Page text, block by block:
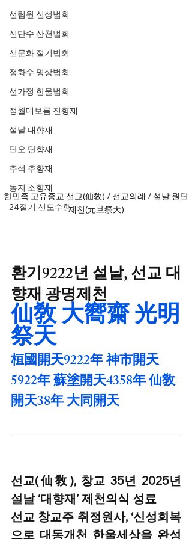
선림원 신성법회
신단수 산천법회
선문화 절기법회
정화수 명상법회
선가정 한울법회
정월대보름 진향재
설날 대향재
단오 단향재
추석 추향재
동지 소향재
24절기 선도수행
한민족 고유종교 선교(仙敎) / 선교의례 / 설날 원단
제천(元旦祭天)
환기9222년 설날, 선교 대
향재 광명제천
仙敎 大嚮齋 光明
祭天
桓國開天9222年 神市開天
5922年 蘇塗開天4358年 仙敎
開天38年 大同開天
선교(仙敎), 창교 35년 2025년
설날 ‘대향재’ 제천의식 성료
선교 창교주 취정원사, ‘신성회복
으로 대동개천 한울세상을 완성